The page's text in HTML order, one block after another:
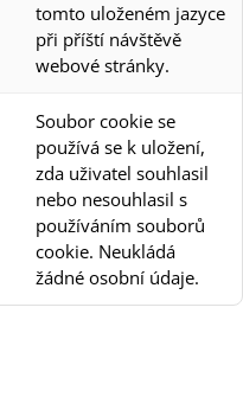
tomto uloženém jazyce
při příští návštěvě
webové stránky.
Soubor cookie se
používá se k uložení,
zda uživatel souhlasil
nebo nesouhlasil s
používáním souborů
cookie. Neukládá
žádné osobní údaje.